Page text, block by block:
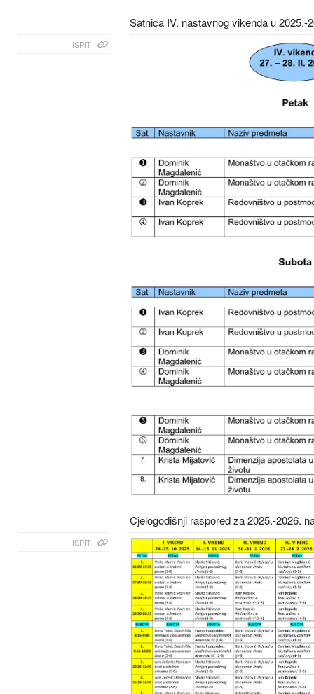
Satnica IV. nastavnog vikenda u 2025.-
ISPIT
Cjelogodišnji raspored za 2025.-2026.
ISPIT